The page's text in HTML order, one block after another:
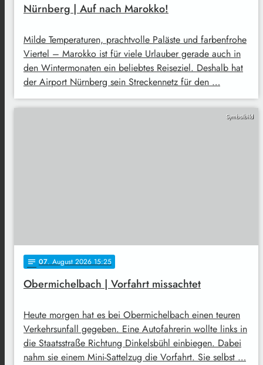
Nürnberg | Auf nach Marokko!
Milde Temperaturen, prachtvolle Paläste und farbenfrohe
Viertel – Marokko ist für viele Urlauber gerade auch in
den Wintermonaten ein beliebtes Reiseziel. Deshalb hat
der Airport Nürnberg sein Streckennetz für den …
Symbolbild
notes 07. August 2026 15:25
Obermichelbach | Vorfahrt missachtet
Heute morgen hat es bei Obermichelbach einen teuren
Verkehrsunfall gegeben. Eine Autofahrerin wollte links in
die Staatsstraße Richtung Dinkelsbühl einbiegen. Dabei
nahm sie einem Mini-Sattelzug die Vorfahrt. Sie selbst …